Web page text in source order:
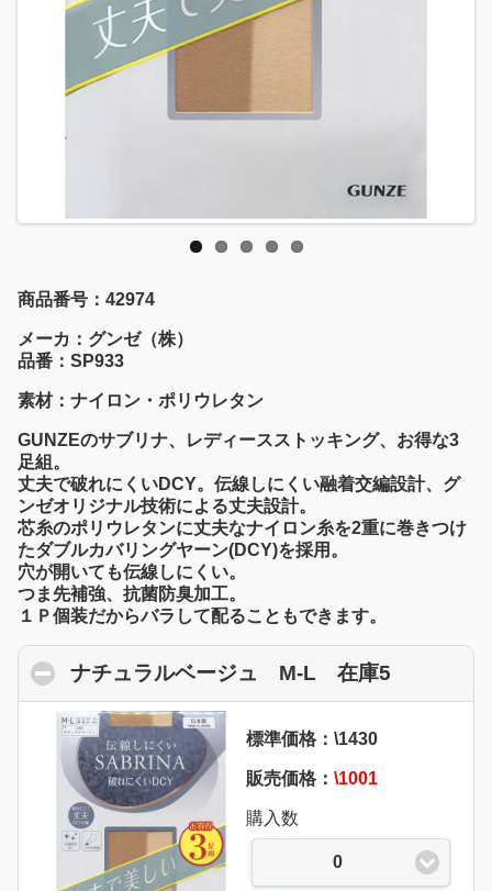
商品番号：42974
メーカ：グンゼ（株）
品番：SP933
素材：ナイロン・ポリウレタン
GUNZEのサブリナ、レディースストッキング、お得な3
足組。
丈夫で破れにくいDCY。伝線しにくい融着交編設計、グ
ンゼオリジナル技術による丈夫設計。
芯糸のポリウレタンに丈夫なナイロン糸を2重に巻きつけ
たダブルカバリングヤーン(DCY)を採用。
穴が開いても伝線しにくい。
つま先補強、抗菌防臭加工。
１Ｐ個装だからバラして配ることもできます。
ナチュラルベージュ M-L 在庫5
標準価格：\1430
販売価格： \1001
購入数
0